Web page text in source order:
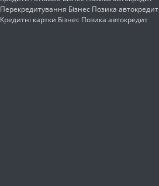
Перекредитування Бізнес Позика автокредит
Кредитні картки Бізнес Позика автокредит